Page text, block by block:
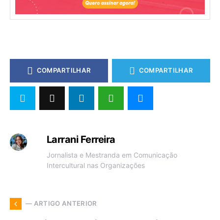
COMPARTILHAR COMPARTILHAR
Larrani Ferreira
Jornalista e Mestranda em Comunicação
Intercultural nas Organizações
— ARTIGO ANTERIOR